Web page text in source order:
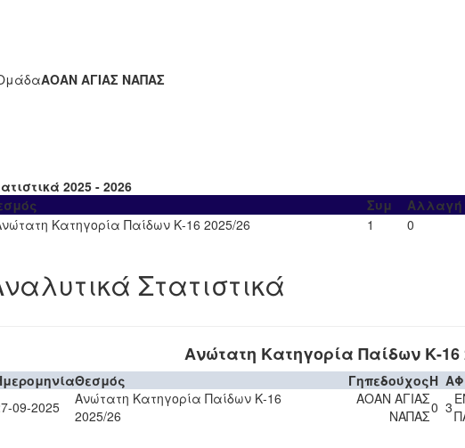
ΑΟΑΝ ΑΓΙΑΣ ΝΑΠΑΣ
2025 - 2026
Συμ Αλλαγή
Κατηγορία Παίδων Κ-16 2025/26
1 0
Στατιστικά
Ανώτατη Κατηγορία Παίδων Κ-16
Θεσμός ΓηπεδούχοςH A
09-2025
Ανώτατη Κατηγορία Παίδων Κ-16
2025/26
ΑΟΑΝ ΑΓΙΑΣ
ΝΑΠΑΣ0 3